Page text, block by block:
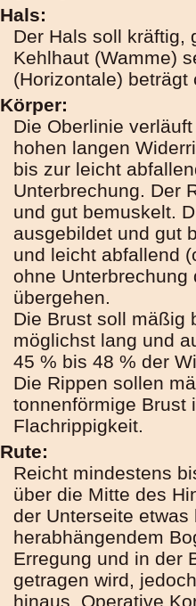
Hals:
Der Hals soll kräftig,
Kehlhaut (Wamme)
(Horizontale) beträgt
Körper:
Die Oberlinie
hohen langen
bis zur leicht
Unterbrechung. Der
und gut bemuskelt.
ausgebildet und gut
und leicht abfallend
ohne Unterbrechung
übergehen.
Die Brust soll mäßig
möglichst lang und
45 % bis 48 % der
Die Rippen sollen
tonnenförmige Brust
Flachrippigkeit.
Rute:
Reicht mindestens
über die Mitte des
der Unterseite
herabhängendem
Erregung und in der
getragen wird,
hinaus. Operative